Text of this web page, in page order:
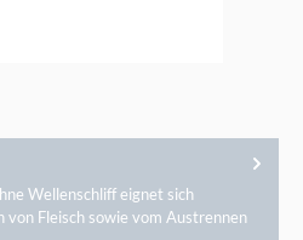
Wellenschliff eignet sich
von Fleisch sowie vom Austrennen